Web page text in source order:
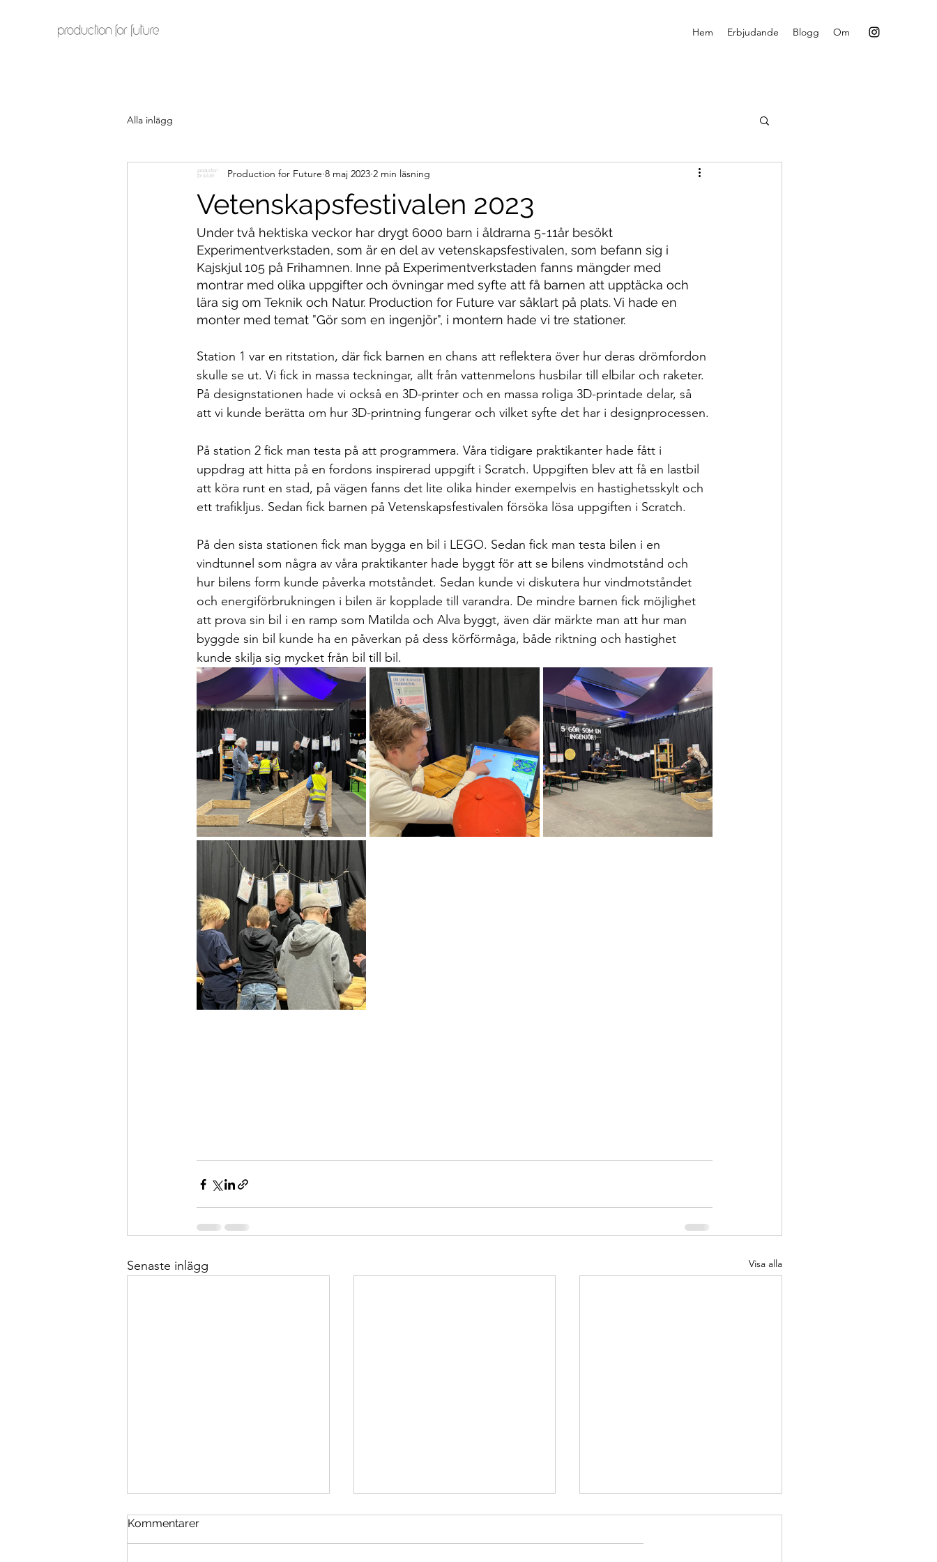
Hem Erbjudande Blogg Om
Alla inlägg
Vetenskapsfestivalen 2023
Production for Future 8 maj 2023 2 min läsning
Under två hektiska veckor har drygt 6000 barn i åldrarna 5-11år besökt
Experimentverkstaden, som är en del av vetenskapsfestivalen, som befann sig i
Kajskjul 105 på Frihamnen. Inne på Experimentverkstaden fanns mängder med
montrar med olika uppgifter och övningar med syfte att få barnen att upptäcka och
lära sig om Teknik och Natur. Production for Future var såklart på plats. Vi hade en
monter med temat ”Gör som en ingenjör”, i montern hade vi tre stationer.
Station 1 var en ritstation, där fick barnen en chans att reflektera över hur deras drömfordon
skulle se ut. Vi fick in massa teckningar, allt från vattenmelons husbilar till elbilar och raketer.
På designstationen hade vi också en 3D-printer och en massa roliga 3D-printade delar, så
att vi kunde berätta om hur 3D-printning fungerar och vilket syfte det har i designprocessen.
På station 2 fick man testa på att programmera. Våra tidigare praktikanter hade fått i
uppdrag att hitta på en fordons inspirerad uppgift i Scratch. Uppgiften blev att få en lastbil
att köra runt en stad, på vägen fanns det lite olika hinder exempelvis en hastighetsskylt och
ett trafikljus. Sedan fick barnen på Vetenskapsfestivalen försöka lösa uppgiften i Scratch.
På den sista stationen fick man bygga en bil i LEGO. Sedan fick man testa bilen i en
vindtunnel som några av våra praktikanter hade byggt för att se bilens vindmotstånd och
hur bilens form kunde påverka motståndet. Sedan kunde vi diskutera hur vindmotståndet
och energiförbrukningen i bilen är kopplade till varandra. De mindre barnen fick möjlighet
att prova sin bil i en ramp som Matilda och Alva byggt, även där märkte man att hur man
byggde sin bil kunde ha en påverkan på dess körförmåga, både riktning och hastighet
kunde skilja sig mycket från bil till bil.
Senaste inlägg Visa alla
Kommentarer